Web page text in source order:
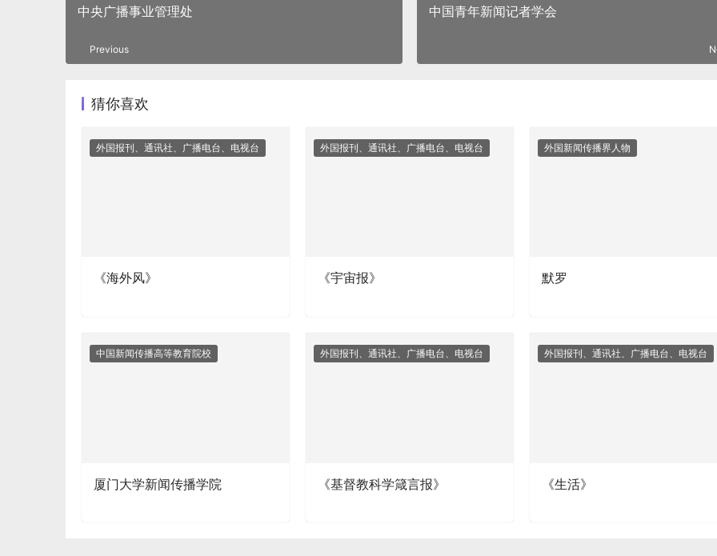
中央广播事业管理处
Previous
中国青年新闻记者学会
猜你喜欢
外国报刊、通讯社、广播电台、电视台
《海外风》
外国报刊、通讯社、广播电台、电视台
《宇宙报》
外国新闻传播界人物
默罗
中国新闻传播高等教育院校
厦门大学新闻传播学院
外国报刊、通讯社、广播电台、电视台
《基督教科学箴言报》
外国报刊、通讯社、广播电台、电视台
《生活》